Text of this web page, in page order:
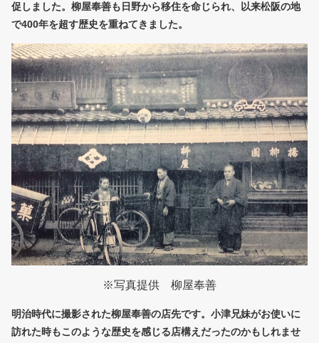
促しました。柳屋奉善も日野から移住を命じられ、以来松阪の地
で400年を超す歴史を重ねてきました。
※写真提供 柳屋奉善
明治時代に撮影された柳屋奉善の店先です。小津兄妹がお使いに
訪れた時もこのような歴史を感じる店構えだったのかもしれませ